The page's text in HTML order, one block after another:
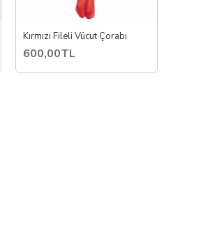
Kırmızı Fileli Vücut Çorabı
600,00TL